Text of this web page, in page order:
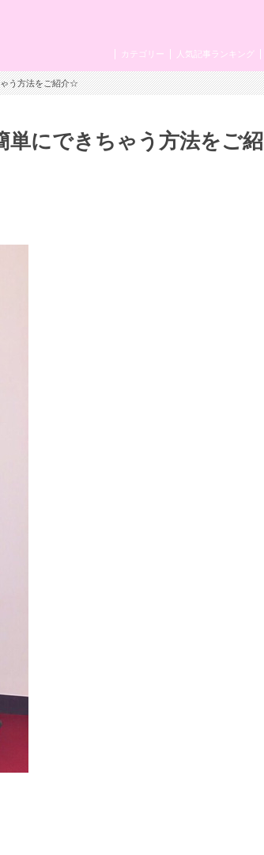
人気記事ランキング
カテゴリー
う方法をご紹介☆
単にできちゃう方法をご紹